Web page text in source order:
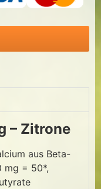
– Zitrone
aus Beta-
mg = 50*,